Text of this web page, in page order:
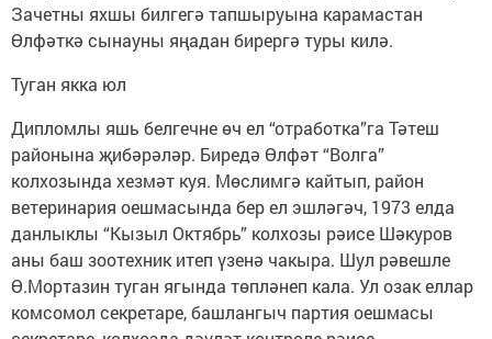
Зачетны яхшы билгегә тапшыруына карамастан
Өлфәткә сынауны яңадан бирергә туры килә.
Туган якка юл
Дипломлы яшь белгечне өч ел “отработка”га Тәтеш
районына җибәрәләр. Биредә Өлфәт “Волга”
колхозында хезмәт куя. Мөслимгә кайтып, район
ветеринария оешмасында бер ел эшләгәч, 1973 елда
данлыклы “Кызыл Октябрь” колхозы рәисе Шәкуров
аны баш зоотехник итеп үзенә чакыра. Шул рәвешле
Ө.Мортазин туган ягында төпләнеп кала. Ул озак еллар
комсомол секретаре, башлангыч партия оешмасы